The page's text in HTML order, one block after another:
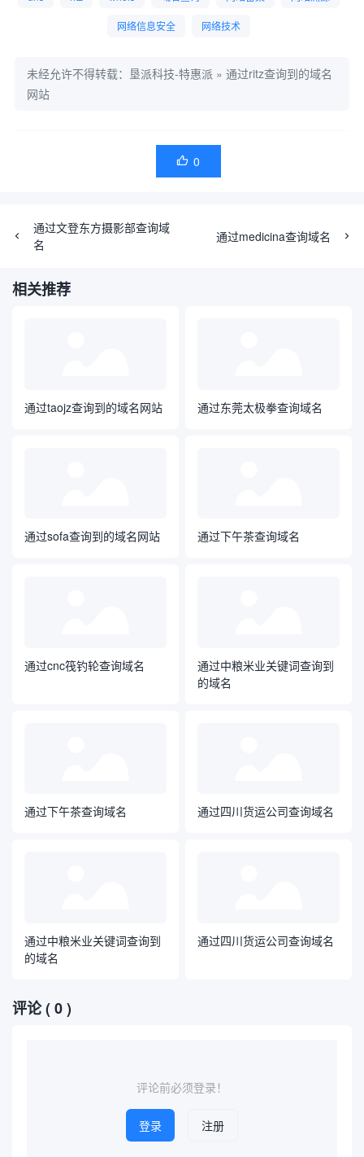
网络信息安全 网络技术
未经允许不得转载： 垦派科技-特惠派 » 通过ritz查询到的域名
网站
 0
通过文登东方摄影部查询域
名
通过medicina查询域名
相关推荐
通过taojz查询到的域名网站 通过东莞太极拳查询域名
通过sofa查询到的域名网站 通过下午茶查询域名
通过cnc筏钓轮查询域名
通过中粮米业关键词查询到
的域名
通过下午茶查询域名 通过四川货运公司查询域名
通过中粮米业关键词查询到
的域名
通过四川货运公司查询域名
评论( 0 )
评论前必须登录！
登录 注册